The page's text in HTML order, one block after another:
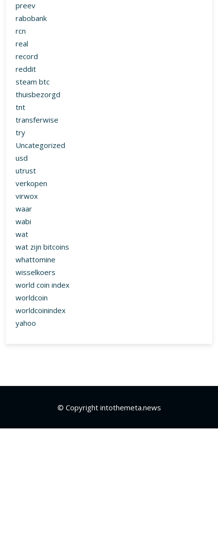
preev
rabobank
rcn
real
record
reddit
steam btc
thuisbezorgd
tnt
transferwise
try
Uncategorized
usd
utrust
verkopen
virwox
waar
wabi
wat
wat zijn bitcoins
whattomine
wisselkoers
world coin index
worldcoin
worldcoinindex
yahoo
© Copyright intothemeta.news